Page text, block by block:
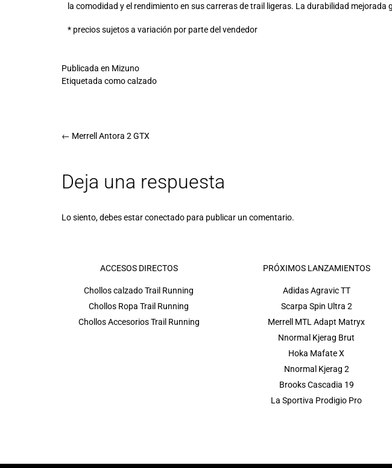
la comodidad y el rendimiento en sus carreras de trail ligeras. La durabilidad
* precios sujetos a variación por parte del vendedor
Publicada en Mizuno
Etiquetada comocalzado
← Merrell Antora 2 GTX
Deja una respuesta
Lo siento, debes estarconectado para publicar un comentario.
ACCESOS DIRECTOS
Chollos calzado Trail Running
Chollos Ropa Trail Running
Chollos Accesorios Trail Running
PRÓXIMOS LANZAMIENTOS
Adidas Agravic TT
Scarpa Spin Ultra 2
Merrell MTL Adapt Matryx
Nnormal Kjerag Brut
Hoka Mafate X
Nnormal Kjerag 2
Brooks Cascadia 19
La Sportiva Prodigio Pro